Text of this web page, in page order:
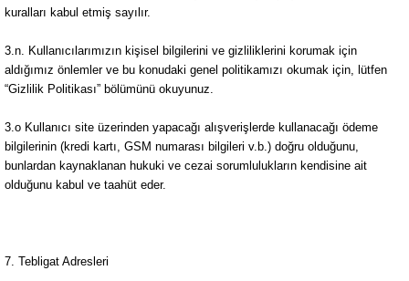
kuralları kabul etmiş sayılır.
3.n. Kullanıcılarımızın kişisel bilgilerini ve gizliliklerini korumak için
aldığımız önlemler ve bu konudaki genel politikamızı okumak için, lütfen
“Gizlilik Politikası” bölümünü okuyunuz.
3.o Kullanıcı site üzerinden yapacağı alışverişlerde kullanacağı ödeme
bilgilerinin (kredi kartı, GSM numarası bilgileri v.b.) doğru olduğunu,
bunlardan kaynaklanan hukuki ve cezai sorumlulukların kendisine ait
olduğunu kabul ve taahüt eder.
7. Tebligat Adresleri